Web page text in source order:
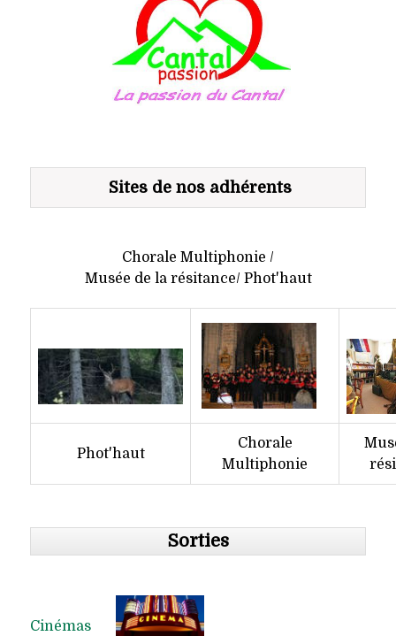
Sites de nos adhérents
Chorale Multiphonie /
Musée de la résitance/ Phot'haut
Phot'haut
Chorale
Multiphonie
Sorties
Cinémas